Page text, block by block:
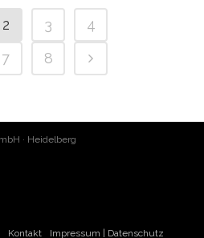
2 3
4
7 8
· Heidelberg
Impressum | Datenschutz
Kontakt